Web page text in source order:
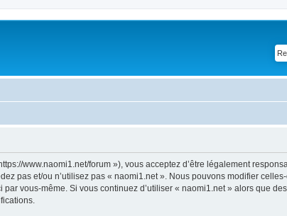
www.naomi1.net/forum »), vous acceptez d’être légalement
pas et/ou n’utilisez pas « naomi1.net ». Nous pouvons modifier
vous-même. Si vous continuez d’utiliser « naomi1.net » alors que